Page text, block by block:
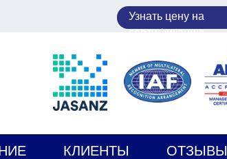
Узнать цену на
сертификацию
КЛИЕНТЫ ОТЗЫВЫ